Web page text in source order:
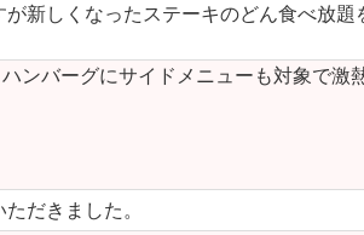
新しくなったステーキのどん食べ放
ンバーグにサイドメニューも対象で激
だきました。